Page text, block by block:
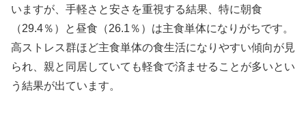
いますが、手軽さと安さを重視する結果、特に朝食
（29.4％）と昼食（26.1％）は主食単体になりがちです。
高ストレス群ほど主食単体の食生活になりやすい傾向が見
られ、親と同居していても軽食で済ませることが多いとい
う結果が出ています。